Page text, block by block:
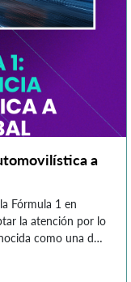
a
Fórmula 1 en
la atención por lo
como una de
Este […]